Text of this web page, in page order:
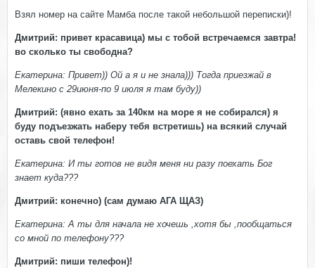
Взял номер на сайте Мамба после такой небольшой переписки)!
Дмитрий: привет красавица) мы с тобой встречаемся завтра!
во сколько ты свободна?
Екатерина: Привет)) Ой а я и не знала))) Тогда приезжай в
Мелекино с 29июня-по 9 июля я там буду))
Дмитрий: (явно ехать за 140км на море я не собирался) я
буду подъезжать наберу тебя встретишь) на всякий случай
оставь свой телефон!
Екатерина: И ты готов не видя меня ни разу поехать Бог
знает куда???
Дмитрий: конечно) (сам думаю АГА ЩАЗ)
Екатерина: А ты для начала не хочешь ,хотя бы ,пообщаться
со мной по телефону???
Дмитрий: пиши телефон)!